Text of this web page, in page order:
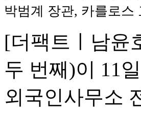
박범계 장관, 카를로스
[더팩트ㅣ남윤
두 번째)이 11
외국인사무소